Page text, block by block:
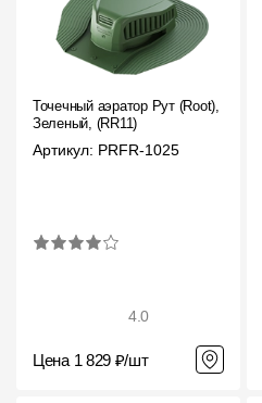
Точечный аэратор Рут (Root),
Зеленый, (RR11)
Артикул: PRFR-1025
4.0
Цена 1 829 ₽/шт